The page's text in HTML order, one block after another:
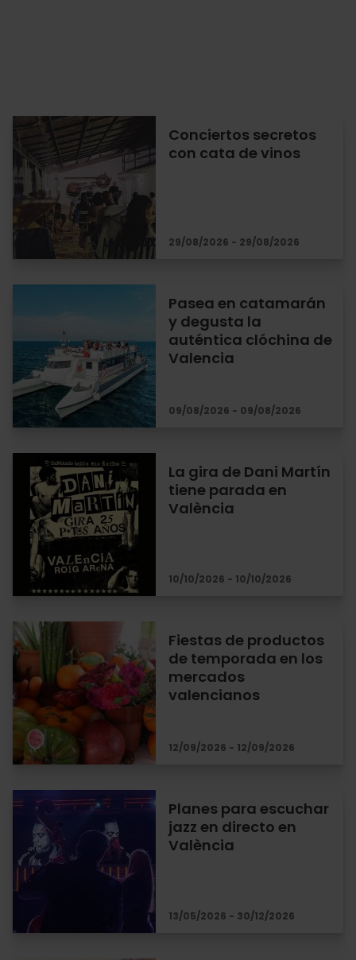
Conciertos secretos
con cata de vinos
29/08/2026 - 29/08/2026
Pasea en catamarán
y degusta la
auténtica clóchina de
Valencia
09/08/2026 - 09/08/2026
La gira de Dani Martín
tiene parada en
València
10/10/2026 - 10/10/2026
Fiestas de productos
de temporada en los
mercados
valencianos
12/09/2026 - 12/09/2026
Planes para escuchar
jazz en directo en
València
13/05/2026 - 30/12/2026